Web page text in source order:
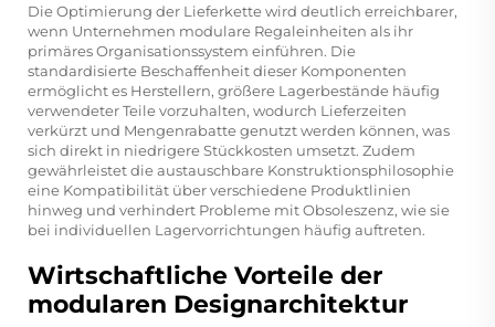
Die Optimierung der Lieferkette wird deutlich erreichbarer,
wenn Unternehmen modulare Regaleinheiten als ihr
primäres Organisationssystem einführen. Die
standardisierte Beschaffenheit dieser Komponenten
ermöglicht es Herstellern, größere Lagerbestände häufig
verwendeter Teile vorzuhalten, wodurch Lieferzeiten
verkürzt und Mengenrabatte genutzt werden können, was
sich direkt in niedrigere Stückkosten umsetzt. Zudem
gewährleistet die austauschbare Konstruktionsphilosophie
eine Kompatibilität über verschiedene Produktlinien
hinweg und verhindert Probleme mit Obsoleszenz, wie sie
bei individuellen Lagervorrichtungen häufig auftreten.
Wirtschaftliche Vorteile der
modularen Designarchitektur